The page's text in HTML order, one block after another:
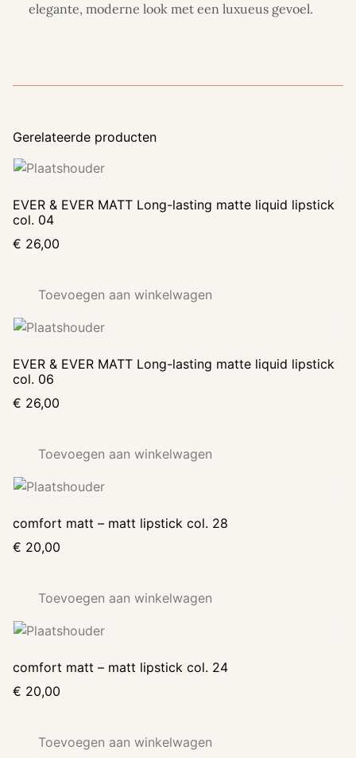
elegante, moderne look met een luxueus gevoel.
Gerelateerde producten
EVER & EVER MATT Long-lasting matte liquid lipstick
col. 04
€ 26,00
Toevoegen aan winkelwagen
EVER & EVER MATT Long-lasting matte liquid lipstick
col. 06
€ 26,00
Toevoegen aan winkelwagen
comfort matt – matt lipstick col. 28
€ 20,00
Toevoegen aan winkelwagen
comfort matt – matt lipstick col. 24
€ 20,00
Toevoegen aan winkelwagen